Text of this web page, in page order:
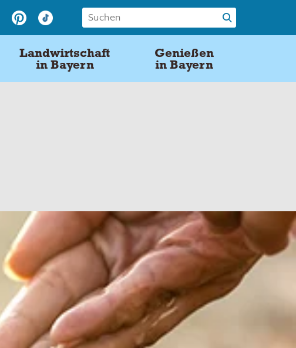
Landwirtschaft
in Bayern
Genießen
in Bayern